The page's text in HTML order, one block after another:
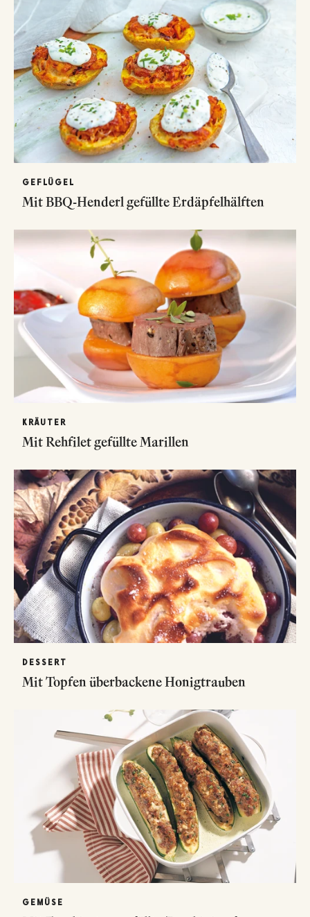
GEFLÜGEL
Mit BBQ-Henderl gefüllte Erdäpfelhälften
KRÄUTER
Mit Rehfilet gefüllte Marillen
DESSERT
Mit Topfen überbackene Honigtrauben
GEMÜSE